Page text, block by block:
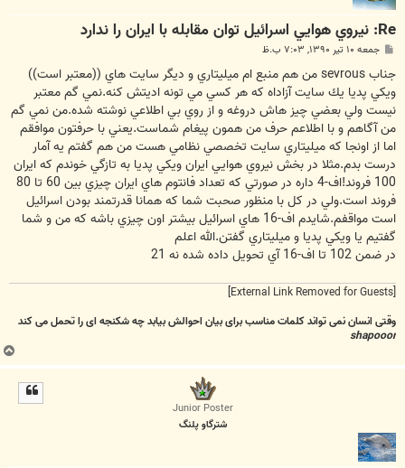
Re: نيروي هوايي اسرائيل توان مقابله با ايران را ندارد
پ
ت
جمعه ۱۰ تیر ۱۳۹۰, ۷:۰۳ ب.ظ
جناب sevrous من هم منبع ام ميليتاري و ديگر سايت هاي ((معتبر است))
ويكي پديا يك سايت آزاداه كه هر كسي مي تونه اديتش كنه.نمي گم معتبر
نيست ولي بعضي چيز هاش دروغه و از روي بي اطلاعي نوشته شده.من نمي گم
من آگاهم و با اطلاعم حرف من همون پيغام شماست.يعني با حرفتون موافقم
اما از اونجا كه ميليتاري سايت تخصصي نظامي هست من هم گفتم يه آمار
درست بدم.مثلا در بخش نيروي هوايي ايران ويكي پديا به تازگي خوندم كه ايران
100 فروند!اف-4 داره در صورتي كه تعداد فانتوم هاي ايران چيزي بين 60 تا 80
فروند است.ولي در كل با منظور صحبت شما كه همانا قدرتمند بودن اسرائيل
است مواقفم.شايدم اف-16 هاي اسرائيل بيشتر اون چيزي باشه كه من و شما
گفتيم يا ويكي پديا و ميليتاري گفتن.الله اعلم
در ضمن 102 تا اف-16 آي تحويل داده شده نه 21
وقتی انسان نمی تواند کلمات مناسب برای بیان احوالش بیابد چه شکنجه ای را تحمل می کند
shapooor
ب
ا
Junior Poster
شترگاو پلنگ